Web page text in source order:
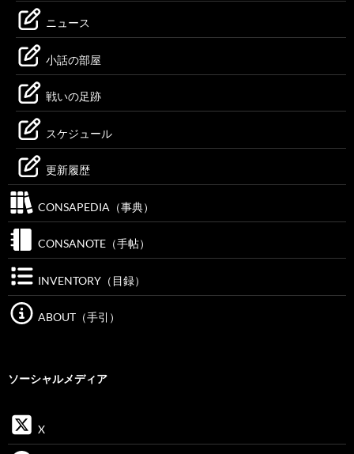
ニュース
小話の部屋
戦いの足跡
スケジュール
更新履歴
CONSAPEDIA（事典）
CONSANOTE（手帖）
INVENTORY（目録）
ABOUT（手引）
ソーシャルメディア
X